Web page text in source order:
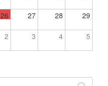
26 27 28 29
2 3 4 5